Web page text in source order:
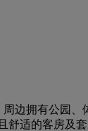
边拥有公园
舒适的客房及